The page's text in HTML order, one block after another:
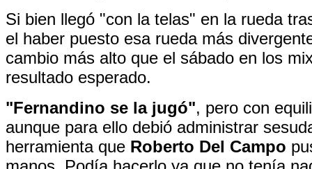
Si bien llegó "con la telas" en la rueda
el haber puesto esa rueda más
cambio más alto que el sábado en los
resultado esperado.
"Fernandino se la jugó", pero con
aunque para ello debió administrar
herramienta que Roberto Del Campo